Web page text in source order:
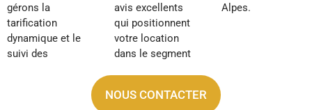
gérons la
tarification
dynamique et le
suivi des
avis excellents
qui positionnent
votre location
dans le segment
Alpes.
NOUS CONTACTER